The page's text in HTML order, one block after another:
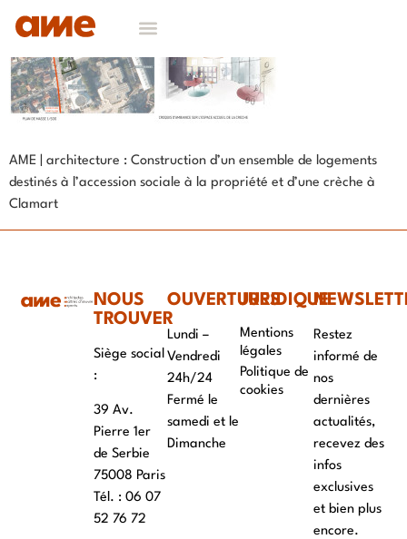
AME | architecture : Construction d’un ensemble de logements
destinés à l’accession sociale à la propriété et d’une crèche à
Clamart
NOUS
TROUVER
Siège social
:
39 Av.
Pierre 1er
de Serbie
75008 Paris
Tél. : ‭06 07
52 76 72
OUVERTURES
Lundi –
Vendredi
24h/24
Fermé le
samedi et le
Dimanche
JURIDIQUE
Mentions
légales
Politique de
cookies
Restez
informé de
nos
dernières
actualités,
recevez des
infos
exclusives
et bien plus
encore.